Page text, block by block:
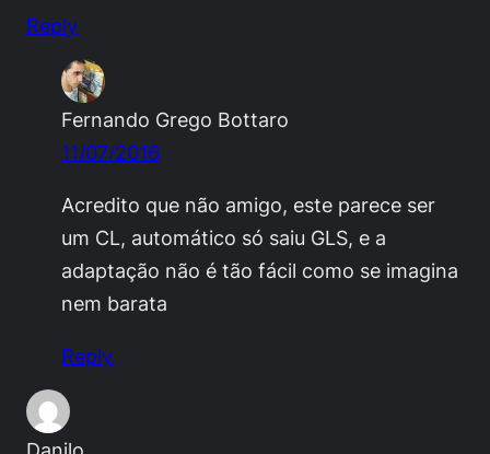
Reply
Fernando Grego Bottaro
11/07/2016
Acredito que não amigo, este parece ser
um CL, automático só saiu GLS, e a
adaptação não é tão fácil como se imagina
nem barata
Reply